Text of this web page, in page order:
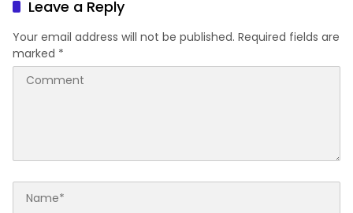
Polri Hadir untuk
Masyarakat
Leave a Reply
Your email address will not be published. Required fields are
marked *